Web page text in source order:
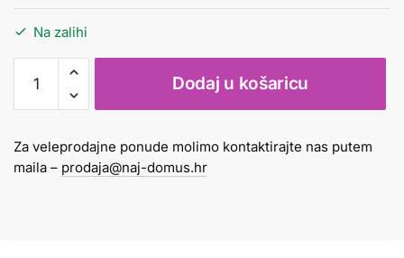
Na zalihi
bijeli
omot
količina
Dodaj u košaricu
Za veleprodajne ponude molimo kontaktirajte nas putem
maila – prodaja@naj-domus.hr